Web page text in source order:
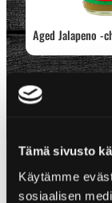
Tämä sivusto
Käytämme
sosiaalisen
Aged Jalapeno -